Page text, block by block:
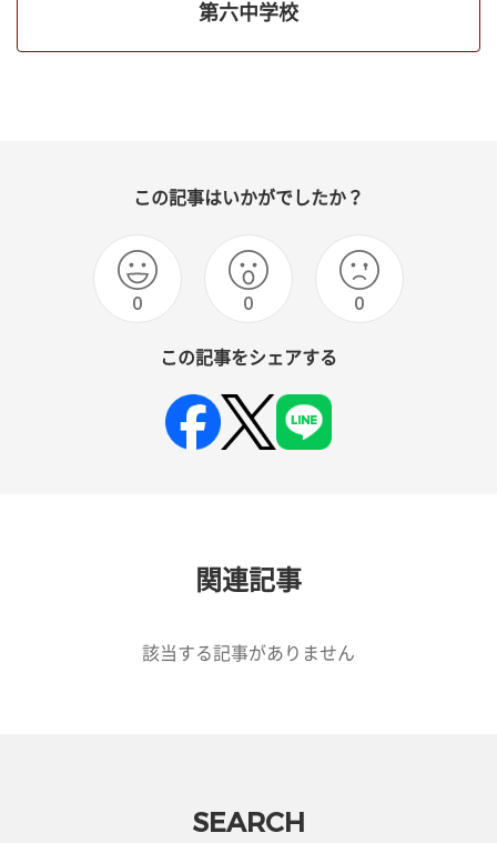
第六中学校
この記事はいかがでしたか？
0 0 0
この記事をシェアする
関連記事
該当する記事がありません
SEARCH